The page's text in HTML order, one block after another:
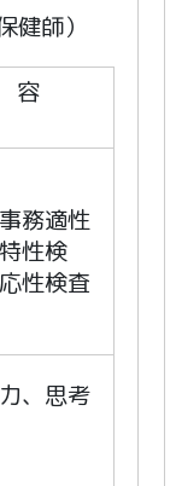
健師）
務適性
性検
性検査
、思考